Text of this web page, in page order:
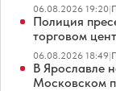
06.08.2026 19:20|
Полиция
торговом
06.08.2026 18:49|
В Ярославле
Московском